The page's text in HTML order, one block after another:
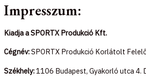
c
e
b
s
t
a
k
t
o
Impresszum:
Kiadja a SPORTX Produkció Kft.
Cégnév:SPORTX Produkció Korlátolt
Székhely:1106 Budapest, Gyakorló utca 4.